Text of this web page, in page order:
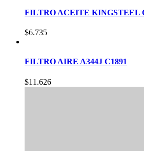
FILTRO ACEITE KINGSTEEL
$6.735
FILTRO AIRE A344J C1891
$11.626